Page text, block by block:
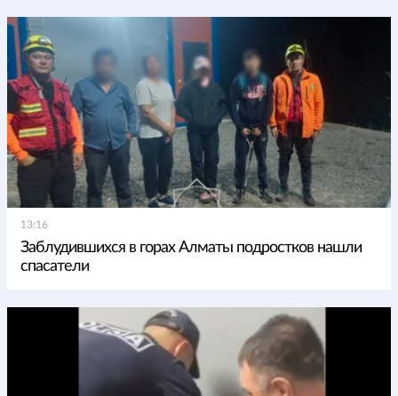
13:16
Заблудившихся в горах Алматы подростков нашли
спасатели